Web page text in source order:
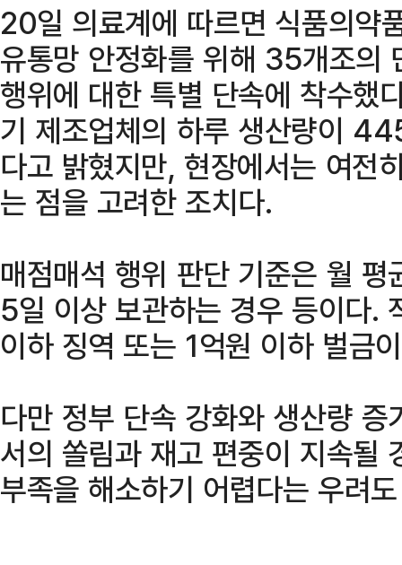
20일 의료계에 따르면 식품의약
유통망 안정화를 위해 35개조의
행위에 대한 특별 단속에 착수했
기 제조업체의 하루 생산량이
다고 밝혔지만, 현장에서는 여전
는 점을 고려한 조치다.
매점매석 행위 판단 기준은 월
5일 이상 보관하는 경우 등이다.
이하 징역 또는 1억원 이하 벌금
다만 정부 단속 강화와 생산량
서의 쏠림과 재고 편중이 지속될
부족을 해소하기 어렵다는 우려